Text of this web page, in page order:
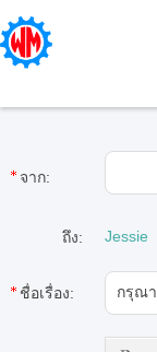
จาก:
ถึง: Jessie
ชื่อเรื่อง: